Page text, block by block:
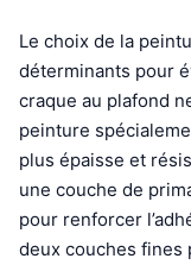
Le choix de la
déterminants pour
craque au plafond
peinture
plus épaisse et
une couche de
pour renforcer
deux couches fines